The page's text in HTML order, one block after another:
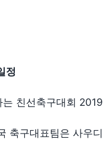
정
친선축구대회
축구대표팀은 사우